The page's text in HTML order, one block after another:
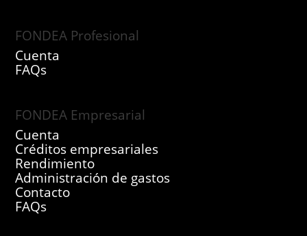
FONDEA Profesional
Cuenta
FAQs
FONDEA Empresarial
Cuenta
Créditos empresariales
Rendimiento
Administración de gastos
Contacto
FAQs